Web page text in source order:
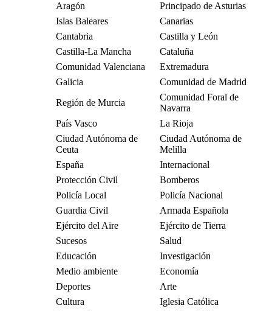
Aragón
Principado de Asturias
Islas Baleares
Canarias
Cantabria
Castilla y León
Castilla-La Mancha
Cataluña
Comunidad Valenciana
Extremadura
Galicia
Comunidad de Madrid
Región de Murcia
Comunidad Foral de
Navarra
País Vasco
La Rioja
Ciudad Autónoma de
Ceuta
Ciudad Autónoma de
Melilla
España
Internacional
Protección Civil
Bomberos
Policía Local
Policía Nacional
Guardia Civil
Armada Española
Ejército del Aire
Ejército de Tierra
Sucesos
Salud
Educación
Investigación
Medio ambiente
Economía
Deportes
Arte
Cultura
Iglesia Católica